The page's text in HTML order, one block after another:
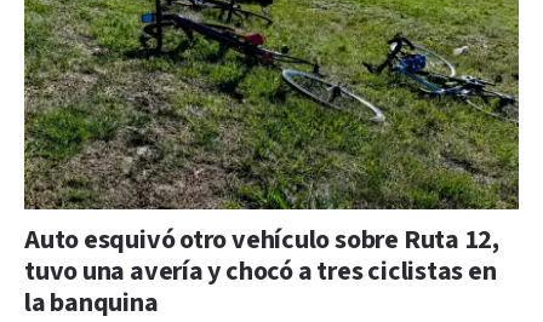
Auto esquivó otro vehículo sobre Ruta 12,
tuvo una avería y chocó a tres ciclistas en
la banquina